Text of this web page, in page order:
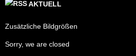
AKTUELL
Zusätzliche Bildgrößen
Sorry, we are closed